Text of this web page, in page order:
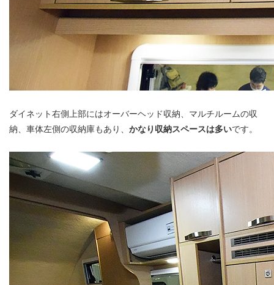
ダイネット右側上部にはオーバーヘッド収納、マルチルームの収
納、車体左側の収納庫もあり、 かなり収納スペースは多いです。